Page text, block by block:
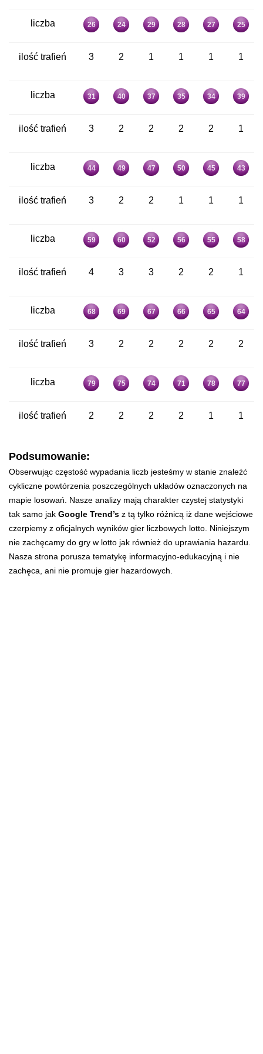
liczba 26 24 29 28 27 25
ilość trafień 3 2 1 1 1 1
liczba 31 40 37 35 34 39
ilość trafień 3 2 2 2 2 1
liczba 44 49 47 50 45 43
ilość trafień 3 2 2 1 1 1
liczba 59 60 52 56 55 58
ilość trafień 4 3 3 2 2 1
liczba 68 69 67 66 65 64
ilość trafień 3 2 2 2 2 2
liczba 79 75 74 71 78 77
ilość trafień 2 2 2 2 1 1
Podsumowanie:
Obserwując częstość wypadania liczb jesteśmy w stanie znaleźć
cykliczne powtórzenia poszczególnych układów oznaczonych na
mapie losowań. Nasze analizy mają charakter czystej statystyki
tak samo jak Google Trend’s z tą tylko różnicą iż dane wejściowe
czerpiemy z oficjalnych wyników gier liczbowych lotto. Niniejszym
nie zachęcamy do gry w lotto jak również do uprawiania hazardu.
Nasza strona porusza tematykę informacyjno-edukacyjną i nie
zachęca, ani nie promuje gier hazardowych.